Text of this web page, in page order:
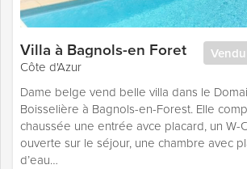
Vendu
Villa à Bagnols-en Foret
Côte d'Azur
Dame belge vend belle villa dans le
Boisselière à Bagnols-en-Forest. Elle
chaussée une entrée avce placard, un W-
ouverte sur le séjour, une chambre avec
d’eau…